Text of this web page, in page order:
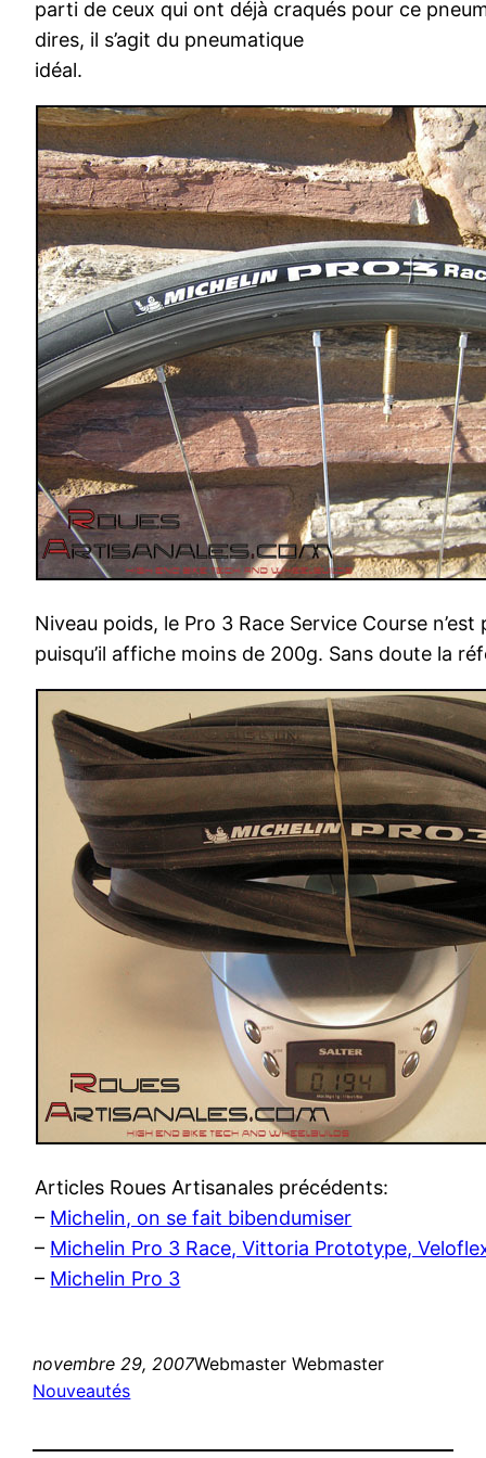
parti de ceux qui ont déjà craqués pour ce
dires, il s’agit du pneumatique
idéal.
Niveau poids, le Pro 3 Race Service Course n’est
puisqu’il affiche moins de 200g. Sans doute la
Articles Roues Artisanales précédents:
– Michelin, on se fait bibendumiser
– Michelin Pro 3 Race, Vittoria Prototype,
– Michelin Pro 3
novembre 29, 2007Webmaster Webmaster
Nouveautés